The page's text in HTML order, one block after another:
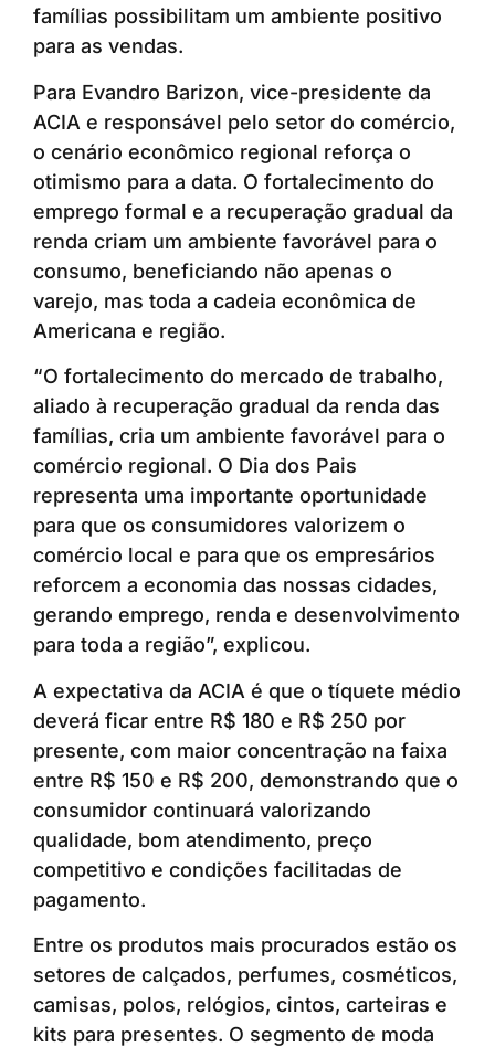
famílias possibilitam um ambiente positivo
para as vendas.
Para Evandro Barizon, vice-presidente da
ACIA e responsável pelo setor do comércio,
o cenário econômico regional reforça o
otimismo para a data. O fortalecimento do
emprego formal e a recuperação gradual da
renda criam um ambiente favorável para o
consumo, beneficiando não apenas o
varejo, mas toda a cadeia econômica de
Americana e região.
“O fortalecimento do mercado de trabalho,
aliado à recuperação gradual da renda das
famílias, cria um ambiente favorável para o
comércio regional. O Dia dos Pais
representa uma importante oportunidade
para que os consumidores valorizem o
comércio local e para que os empresários
reforcem a economia das nossas cidades,
gerando emprego, renda e desenvolvimento
para toda a região”, explicou.
A expectativa da ACIA é que o tíquete médio
deverá ficar entre R$ 180 e R$ 250 por
presente, com maior concentração na faixa
entre R$ 150 e R$ 200, demonstrando que o
consumidor continuará valorizando
qualidade, bom atendimento, preço
competitivo e condições facilitadas de
pagamento.
Entre os produtos mais procurados estão os
setores de calçados, perfumes, cosméticos,
camisas, polos, relógios, cintos, carteiras e
kits para presentes. O segmento de moda